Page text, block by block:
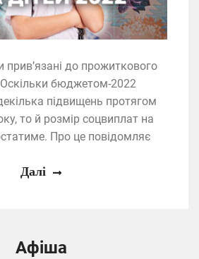
прив’язані до прожиткового
Оскільки бюджетом-2022
підвищень протягом
то й розмір соцвиплат на
Про це повідомляє
Далі
Афіша